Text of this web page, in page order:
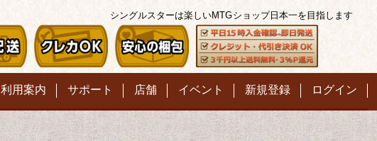
シングルスターは楽しいMTGショップ日本一を目指します
ログイン
新規登録
イベント
店舗
サポート
利用案内